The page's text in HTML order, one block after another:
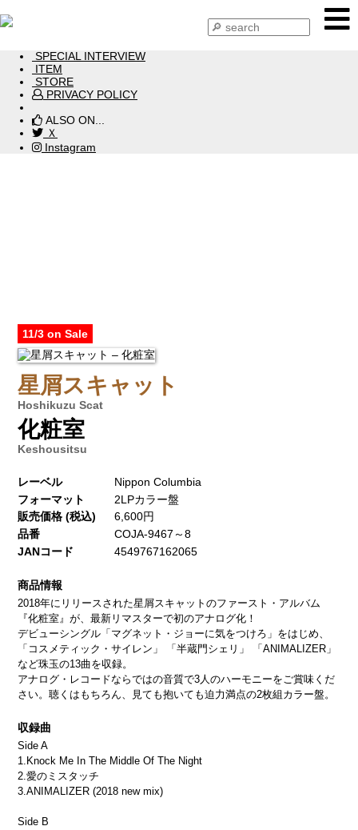
SPECIAL INTERVIEW
ITEM
STORE
PRIVACY POLICY
ALSO ON...
Ｘ
Instagram
11/3 on Sale
星屑スキャット
Hoshikuzu Scat
化粧室
Keshousitsu
レーベル
Nippon Columbia
フォーマット
2LPカラー盤
販売価格 (税込)
6,600円
品番
COJA-9467～8
JANコード
4549767162065
商品情報
2018年にリリースされた星屑スキャットのファースト・アルバム
『化粧室』が、最新リマスターで初のアナログ化！
デビューシングル「マグネット・ジョーに気をつけろ」をはじめ、
「コスメティック・サイレン」 「半蔵門シェリ」 「ANIMALIZER」
など珠玉の13曲を収録。
アナログ・レコードならではの音質で3人のハーモニーをご賞味くだ
さい。聴くはもちろん、見ても抱いても迫力満点の2枚組カラー盤。
収録曲
Side A
1.Knock Me In The Middle Of The Night
2.愛のミスタッチ
3.ANIMALIZER (2018 new mix)
Side B